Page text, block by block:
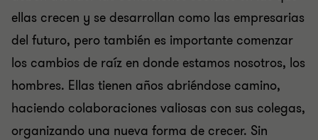
ellas crecen y se desarrollan como las empresarias
del futuro, pero también es importante comenzar
los cambios de raíz en donde estamos nosotros, los
hombres. Ellas tienen años abriéndose camino,
haciendo colaboraciones valiosas con sus colegas,
organizando una nueva forma de crecer. Sin